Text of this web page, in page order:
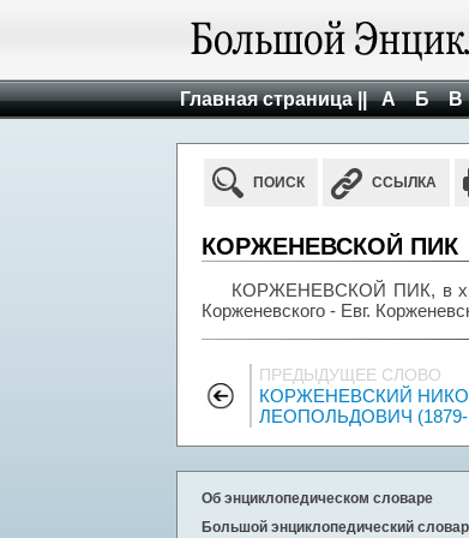
Главная страница || А Б В
ПОИСК ССЫЛКА
КОРЖЕНЕВСКОЙ ПИК
КОРЖЕНЕВСКОЙ ПИК, в хр.
Корженевского - Евг.
ПРЕДЫДУЩЕЕ СЛОВО
КОРЖЕНЕВСКИЙ
ЛЕОПОЛЬДОВИЧ (1879-
Об энциклопедическом словаре
Большой энциклопедический